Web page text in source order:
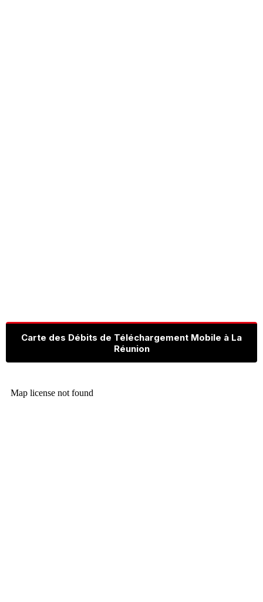
Carte des Débits de Téléchargement Mobile à La
Réunion